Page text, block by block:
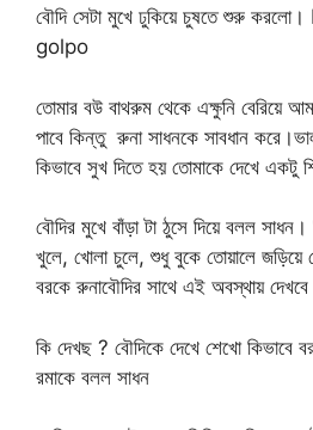
বৌদি সেটা মুখে ঢুকিয়ে চুষতে শুরু
golpo
তোমার বউ বাথরুম থেকে এক্ষুনি বেরিয়ে
পাবে কিন্তু রুনা সাধনকে সাবধান
কিভাবে সুখ দিতে হয় তোমাকে দেখে একটু
বৌদির মুখে বাঁড়া টা ঠুসে দিয়ে বলল
খুলে, খোলা চুলে, শুধু বুকে তোয়ালে জড়িয়ে
বরকে রুনাবৌদির সাথে এই অবস্থায় দেখবে
কি দেখছ ? বৌদিকে দেখে শেখো কিভাবে
রমাকে বলল সাধন